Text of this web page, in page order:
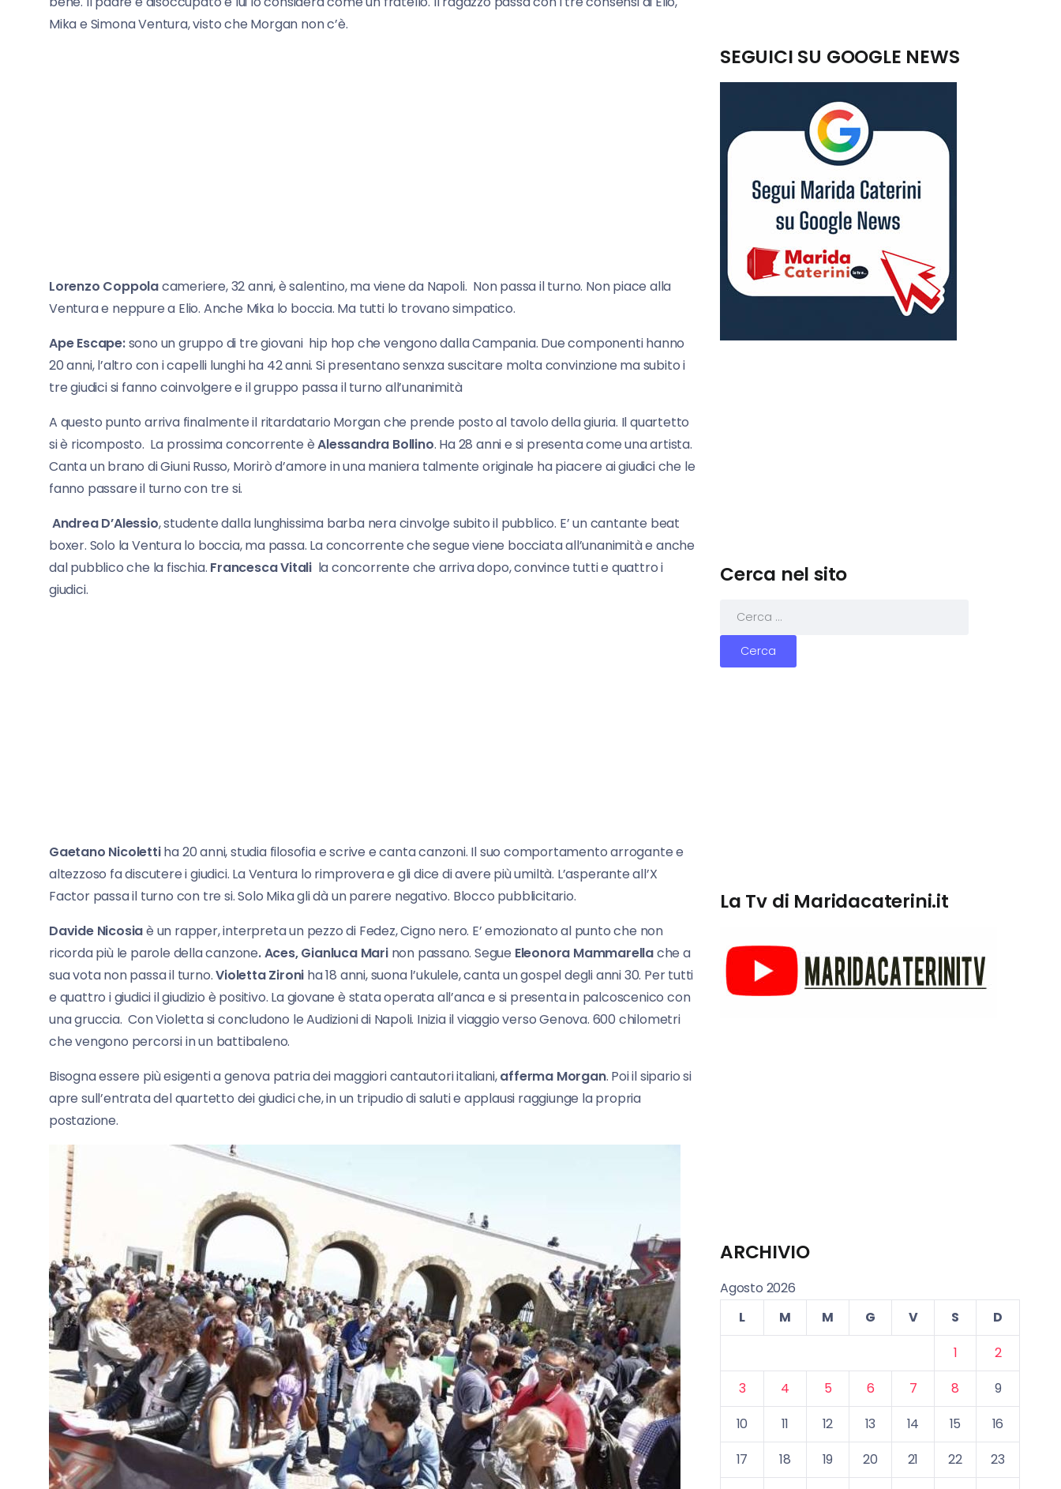
Mika e Simona Ventura, visto che Morgan non c’è.
Lorenzo Coppolacameriere, 32 anni, è salentino, ma viene da Napoli. Non passa il turno. Non piace alla
Ventura e neppure a Elio. Anche Mika lo boccia. Ma tutti lo trovano simpatico.
Ape Escape:sono un gruppo di tre giovani hip hop che vengono dalla Campania. Due componenti hanno
20 anni, l’altro con i capelli lunghi ha 42 anni. Si presentano senxza suscitare molta convinzione ma subito i
tre giudici si fanno coinvolgere e il gruppo passa il turno all’unanimità
A questo punto arriva finalmente il ritardatario Morgan che prende posto al tavolo della giuria. Il quartetto
si è ricomposto. La prossima concorrente èAlessandra Bollino. Ha 28 anni e si presenta come una artista.
Canta un brano di Giuni Russo, Morirò d’amore in una maniera talmente originale ha piacere ai giudici che le
fanno passare il turno con tre si.
Andrea D’Alessio, studente dalla lunghissima barba nera cinvolge subito il pubblico. E’ un cantante beat
boxer. Solo la Ventura lo boccia, ma passa. La concorrente che segue viene bocciata all’unanimità e anche
dal pubblico che la fischia. Francesca Vitali la concorrente che arriva dopo, convince tutti e quattro i
giudici.
Gaetano Nicolettiha 20 anni, studia filosofia e scrive e canta canzoni. Il suo comportamento arrogante e
altezzoso fa discutere i giudici. La Ventura lo rimprovera e gli dice di avere più umiltà. L’asperante all’X
Factor passa il turno con tre si. Solo Mika gli dà un parere negativo. Blocco pubblicitario.
Davide Nicosiaè un rapper, interpreta un pezzo di Fedez, Cigno nero. E’ emozionato al punto che non
ricorda più le parole della canzone. Aces, Gianluca Marinon passano. Segue Eleonora Mammarellache a
sua vota non passa il turno.Violetta Zironi ha 18 anni, suona l’ukulele, canta un gospel degli anni 30. Per tutti
e quattro i giudici il giudizio è positivo. La giovane è stata operata all’anca e si presenta in palcoscenico con
una gruccia. Con Violetta si concludono le Audizioni di Napoli. Inizia il viaggio verso Genova. 600 chilometri
che vengono percorsi in un battibaleno.
Bisogna essere più esigenti a genova patria dei maggiori cantautori italiani,afferma Morgan. Poi il sipario si
apre sull’entrata del quartetto dei giudici che, in un tripudio di saluti e applausi raggiunge la propria
postazione.
SEGUICI SU GOOGLE NEWS
Cerca nel sito
La Tv di Maridacaterini.it
ARCHIVIO
Agosto 2026
L
M M G V S
D
1
2
3
4 5 6 7 8
9
10
11 12 13 14 15
16
17
18 19 20 21 22
23